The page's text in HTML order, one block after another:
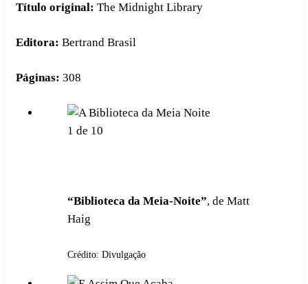
Título original: The Midnight Library
Editora: Bertrand Brasil
Páginas: 308
1 de 10
“Biblioteca da Meia-Noite”, de Matt
Haig
Crédito: Divulgação